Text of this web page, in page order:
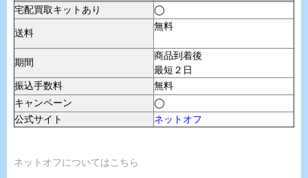
宅配買取キットあり
◯
送料
無料
期間
商品到着後
最短２日
振込手数料
無料
キャンペーン
◯
公式サイト
ネットオフ
ネットオフについてはこちら